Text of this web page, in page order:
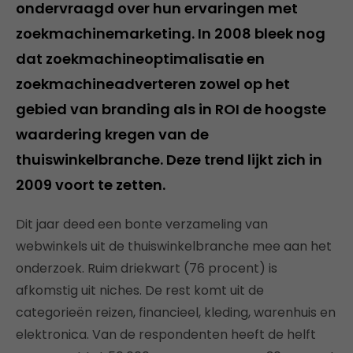
ondervraagd over hun ervaringen met
zoekmachinemarketing. In 2008 bleek nog
dat zoekmachineoptimalisatie en
zoekmachineadverteren zowel op het
gebied van branding als in ROI de hoogste
waardering kregen van de
thuiswinkelbranche. Deze trend lijkt zich in
2009 voort te zetten.
Dit jaar deed een bonte verzameling van
webwinkels uit de thuiswinkelbranche mee aan het
onderzoek. Ruim driekwart (76 procent) is
afkomstig uit niches. De rest komt uit de
categorieën reizen, financieel, kleding, warenhuis en
elektronica. Van de respondenten heeft de helft